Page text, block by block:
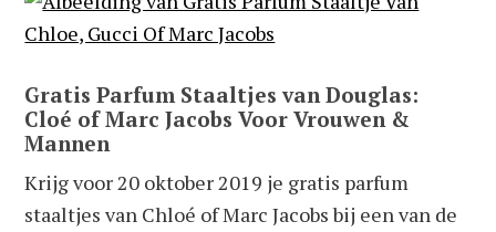
Gratis Parfum Staaltjes van Douglas:
Cloé of Marc Jacobs Voor Vrouwen &
Mannen
Krijg voor 20 oktober 2019 je gratis parfum
staaltjes van Chloé of Marc Jacobs bij een van de